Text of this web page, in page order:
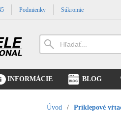
Podmienky Súkromie
INFORMÁCIE BLOG
Úvod / Príklepové